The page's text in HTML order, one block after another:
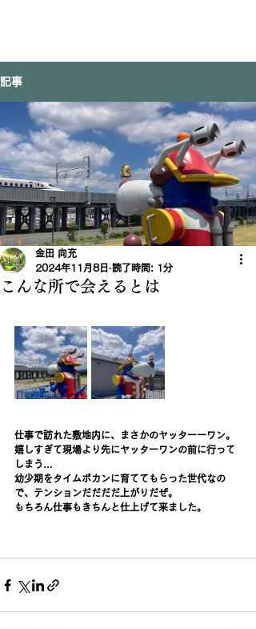
記事
こんな所で会えるとは
金田 向充
2024年11月8日 読了時間: 1分
仕事で訪れた敷地内に、まさかのヤッターーワン。
嬉しすぎて現場より先にヤッターワンの前に行って
しまう…
幼少期をタイムボカンに育ててもらった世代なの
で、テンションだだだだ上がりだぜ。
もちろん仕事もきちんと仕上げて来ました。